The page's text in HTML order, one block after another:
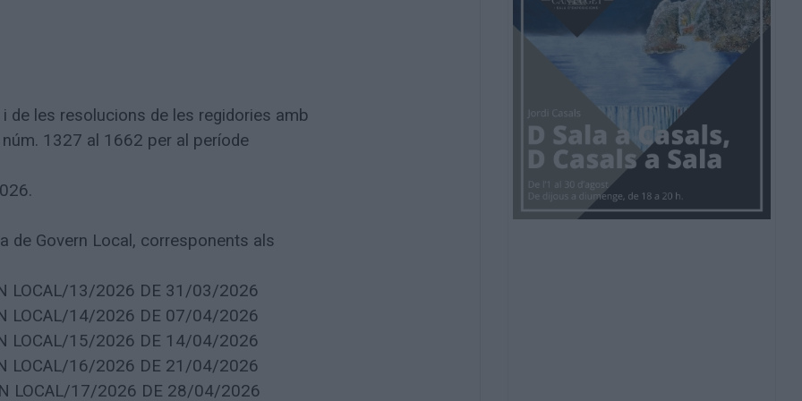
de les resolucions de les regidories amb
1327 al 1662 per al període
de Govern Local, corresponents als
LOCAL/13/2026 DE 31/03/2026
LOCAL/14/2026 DE 07/04/2026
LOCAL/15/2026 DE 14/04/2026
LOCAL/16/2026 DE 21/04/2026
LOCAL/17/2026 DE 28/04/2026